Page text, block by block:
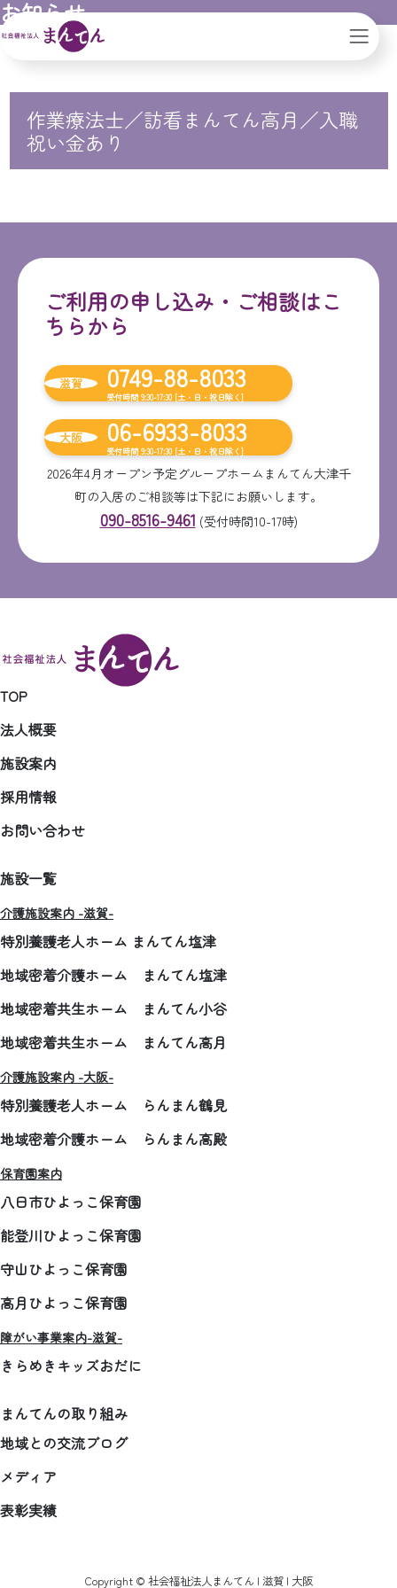
お知らせ
社会福祉法人まんてん｜滋賀県｜大阪市
作業療法士／訪看まんてん高月／入職
祝い金あり
ご利用の申し込み・ご相談はこ
ちらから
滋賀 0749-88-8033
受付時間 9:30-17:30 [土・日・祝日除く]
大阪 06-6933-8033
受付時間 9:30-17:30 [土・日・祝日除く]
2026年4月オープン予定グループホームまんてん大津千
町の入居のご相談等は下記にお願いします。
090-8516-9461 (受付時間10-17時)
TOP
法人概要
施設案内
採用情報
お問い合わせ
施設一覧
介護施設案内 -滋賀-
特別養護老人ホーム まんてん塩津
地域密着介護ホーム まんてん塩津
地域密着共生ホーム まんてん小谷
地域密着共生ホーム まんてん高月
介護施設案内 -大阪-
特別養護老人ホーム らんまん鶴見
地域密着介護ホーム らんまん高殿
保育園案内
八日市ひよっこ保育園
能登川ひよっこ保育園
守山ひよっこ保育園
高月ひよっこ保育園
障がい事業案内-滋賀-
きらめきキッズおだに
まんてんの取り組み
地域との交流ブログ
メディア
表彰実績
Copyright © 社会福祉法人まんてん | 滋賀 | 大阪